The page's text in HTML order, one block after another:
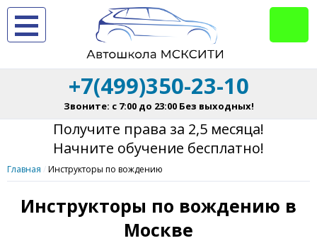
+7(499)350-23-10
Звоните: с 7:00 до 23:00 Без выходных!
Получите права за 2,5 месяца!
Начните обучение бесплатно!
Главная Инструкторы по вождению
Инструкторы по вождению в
Москве